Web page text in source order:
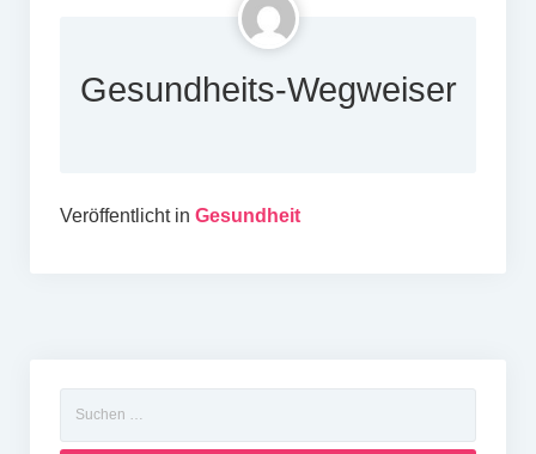
Gesundheits-Wegweiser
Veröffentlicht in Gesundheit